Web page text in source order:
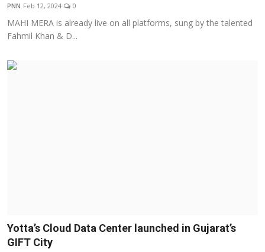
PNN Feb 12, 2024 0
MAHI MERA is already live on all platforms, sung by the talented
Fahmil Khan & D...
Yotta’s Cloud Data Center launched in Gujarat’s
GIFT City